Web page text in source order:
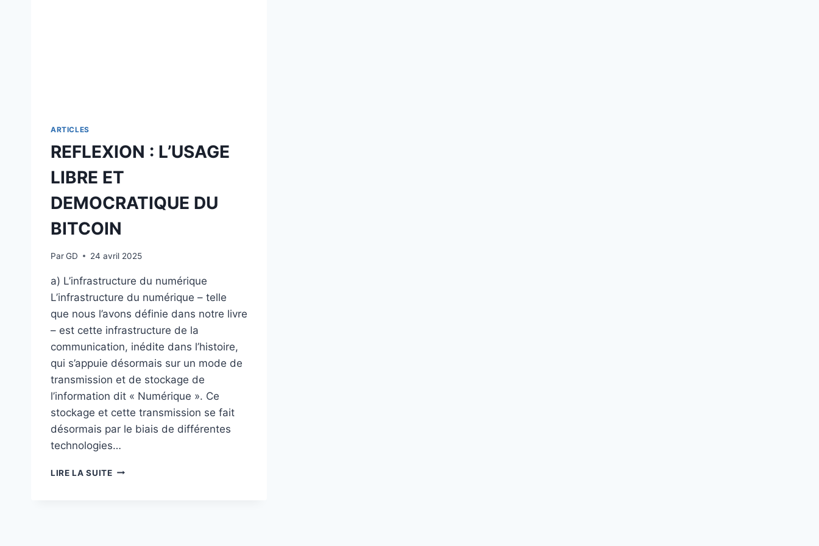
ARTICLES
REFLEXION : L’USAGE
LIBRE ET
DEMOCRATIQUE DU
BITCOIN
ParGD 24 avril 2025
a) L’infrastructure du numérique
L’infrastructure du numérique – telle
que nous l’avons définie dans notre livre
– est cette infrastructure de la
communication, inédite dans l’histoire,
qui s’appuie désormais sur un mode de
transmission et de stockage de
l’information dit « Numérique ». Ce
stockage et cette transmission se fait
désormais par le biais de différentes
technologies…
LIRE LA SUITEREFLEXION